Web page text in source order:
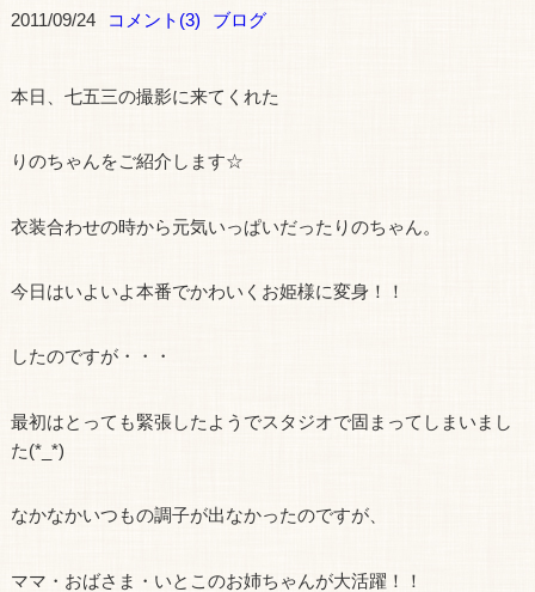
2011/09/24 コメント(3) ブログ
本日、七五三の撮影に来てくれた
りのちゃんをご紹介します☆
衣装合わせの時から元気いっぱいだったりのちゃん。
今日はいよいよ本番でかわいくお姫様に変身！！
したのですが・・・
最初はとっても緊張したようでスタジオで固まってしまいまし
た(*_*)
なかなかいつもの調子が出なかったのですが、
ママ・おばさま・いとこのお姉ちゃんが大活躍！！